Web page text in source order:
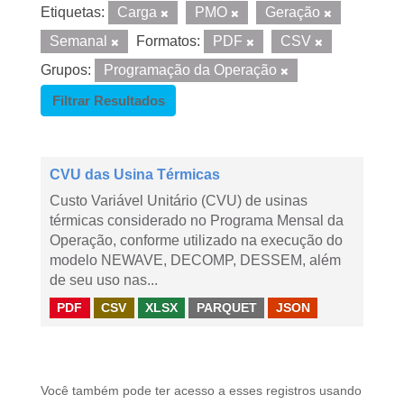
Etiquetas: Carga PMO
Geração
Semanal
Formatos: PDF
CSV
Grupos:
Programação da Operação
Filtrar Resultados
CVU das Usina Térmicas
Custo Variável Unitário (CVU) de usinas
térmicas considerado no Programa Mensal da
Operação, conforme utilizado na execução do
modelo NEWAVE, DECOMP, DESSEM, além
de seu uso nas...
PDF CSV XLSX PARQUET JSON
Você também pode ter acesso a esses registros usando